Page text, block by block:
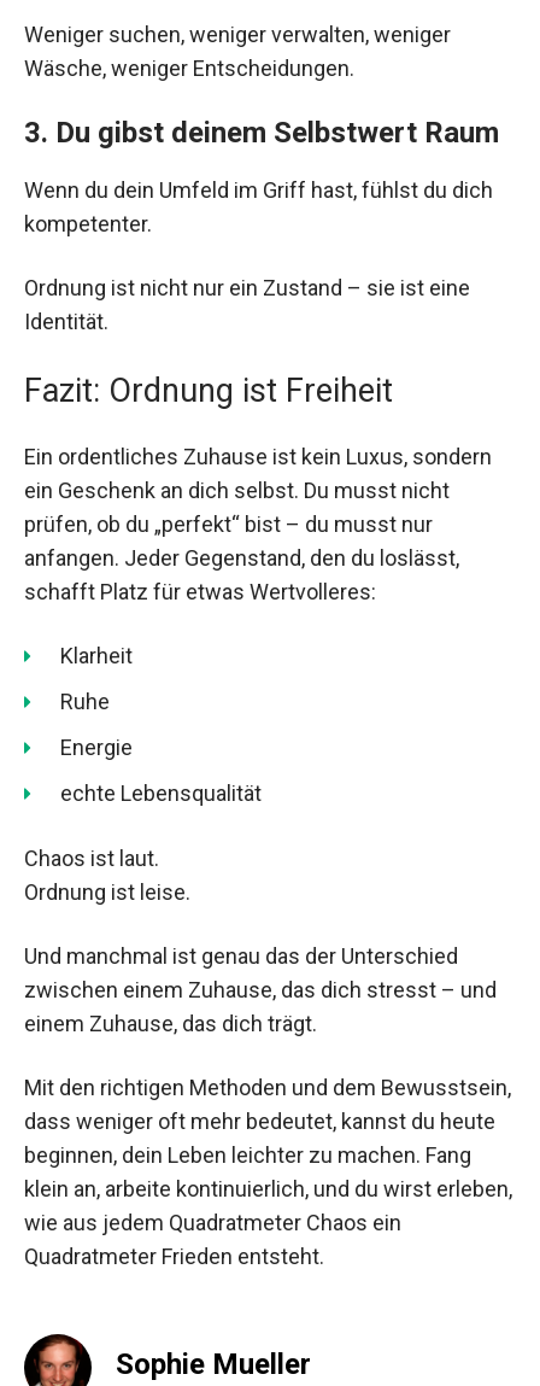
Weniger suchen, weniger verwalten, weniger
Wäsche, weniger Entscheidungen.
3. Du gibst deinem Selbstwert Raum
Wenn du dein Umfeld im Griff hast, fühlst du dich
kompetenter.
Ordnung ist nicht nur ein Zustand – sie ist eine
Identität.
Fazit: Ordnung ist Freiheit
Ein ordentliches Zuhause ist kein Luxus, sondern
ein Geschenk an dich selbst. Du musst nicht
prüfen, ob du „perfekt“ bist – du musst nur
anfangen. Jeder Gegenstand, den du loslässt,
schafft Platz für etwas Wertvolleres:
Klarheit
Ruhe
Energie
echte Lebensqualität
Chaos ist laut.
Ordnung ist leise.
Und manchmal ist genau das der Unterschied
zwischen einem Zuhause, das dich stresst – und
einem Zuhause, das dich trägt.
Mit den richtigen Methoden und dem Bewusstsein,
dass weniger oft mehr bedeutet, kannst du heute
beginnen, dein Leben leichter zu machen. Fang
klein an, arbeite kontinuierlich, und du wirst erleben,
wie aus jedem Quadratmeter Chaos ein
Quadratmeter Frieden entsteht.
Sophie Mueller